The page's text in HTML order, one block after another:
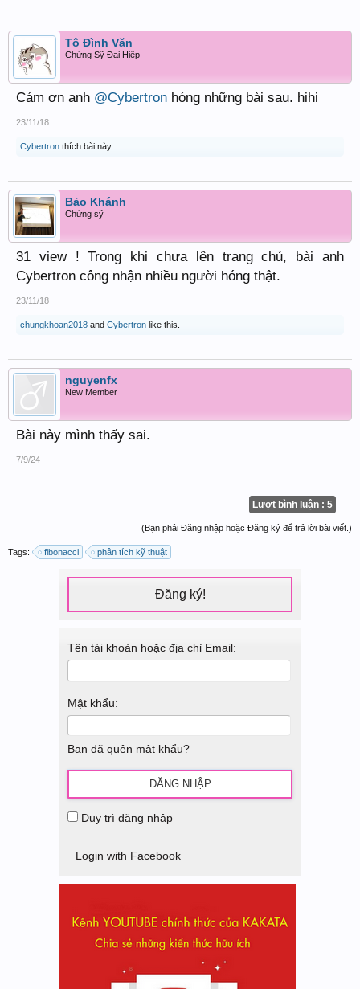
Tô Đình Văn
Chứng Sỹ Đại Hiệp
Cám ơn anh @Cybertron hóng những bài sau. hihi
23/11/18
Cybertron thích bài này.
Bảo Khánh
Chứng sỹ
31 view ! Trong khi chưa lên trang chủ, bài anh
Cybertron công nhận nhiều người hóng thật.
23/11/18
chungkhoan2018 and Cybertron like this.
nguyenfx
New Member
Bài này mình thấy sai.
7/9/24
Lượt bình luận : 5
(Bạn phải Đăng nhập hoặc Đăng ký để trả lời bài viết.)
Tags: fibonacci phân tích kỹ thuật
Đăng ký!
Tên tài khoản hoặc địa chỉ Email:
Mật khẩu:
Bạn đã quên mật khẩu?
Duy trì đăng nhập
Login with Facebook